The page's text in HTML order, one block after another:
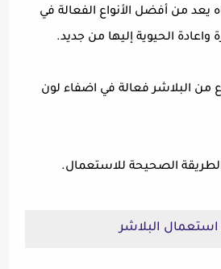
يعد من أفضل الأنواع الفعالة في
الحيوية إليها من جديد.
من البلاشر فعالة في اضفاء لون
الطريقة الصحيحة للاستعمال.
البلاشر